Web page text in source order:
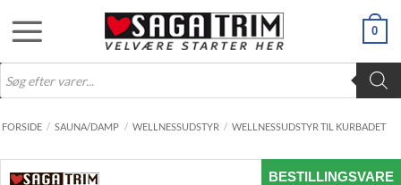
0
Products
search
FORSIDE / SAUNA/DAMP / WELLNESSUDSTYR / WELLNESSUDSTYR TIL KURBADET
BESTILLINGSVARE